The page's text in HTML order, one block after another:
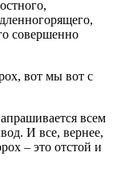
совершенно
вот мы вот с
всем
И все, вернее,
– это отстой и